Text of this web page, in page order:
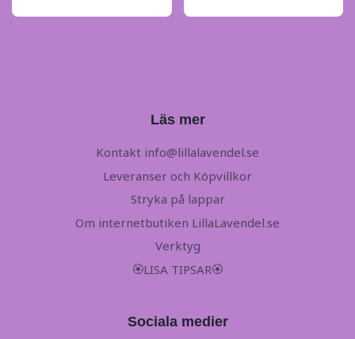
Läs mer
Kontakt info@lillalavendel.se
Leveranser och Köpvillkor
Stryka på lappar
Om internetbutiken LillaLavendel.se
Verktyg
🏵LISA TIPSAR🏵
Sociala medier